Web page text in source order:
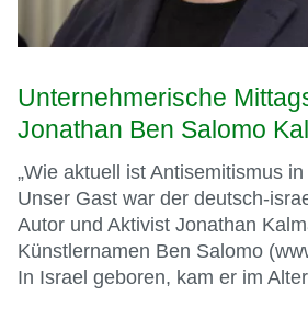
Unternehmerische
Jonathan Ben Salomo
„Wie aktuell ist Antisemitismus
Unser Gast war der deutsch-
Autor und Aktivist Jonathan
Künstlernamen Ben Salomo
In Israel geboren, kam er im